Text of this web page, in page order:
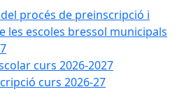
procés de preinscripció i
les escoles bressol municipals
curs 2026-2027
curs 2026-27